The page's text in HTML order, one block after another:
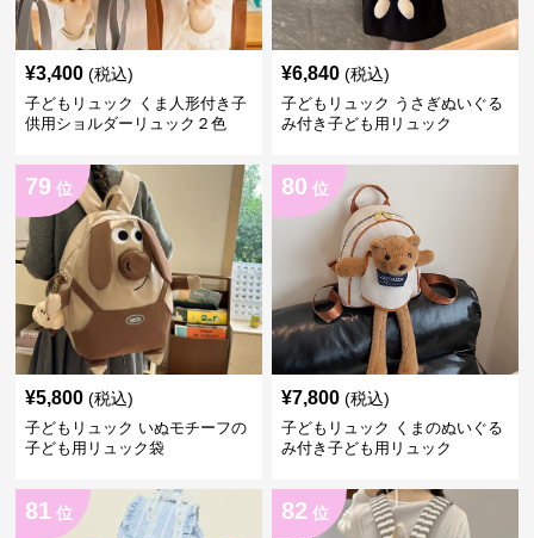
¥3,400 (税込)
子どもリュック くま人形付き子
供用ショルダーリュック２色
¥6,840 (税込)
子どもリュック うさぎぬいぐる
み付き子ども用リュック
79 位
¥5,800 (税込)
子どもリュック いぬモチーフの
子ども用リュック袋
80 位
¥7,800 (税込)
子どもリュック くまのぬいぐる
み付き子ども用リュック
81 位 82 位